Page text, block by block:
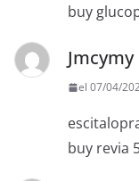
buy
Jmcymy
el 07/04/
buy revia